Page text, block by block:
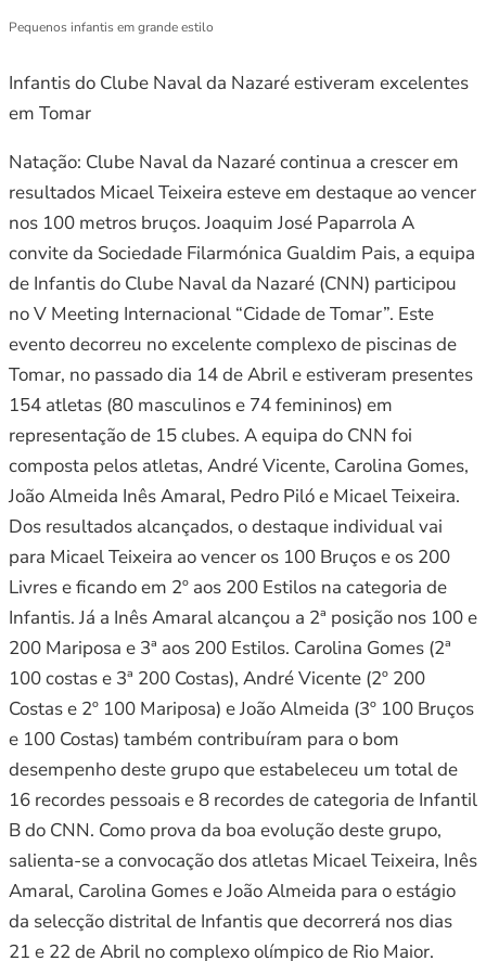
Pequenos infantis em grande estilo
Infantis do Clube Naval da Nazaré estiveram excelentes
em Tomar
Natação: Clube Naval da Nazaré continua a crescer em
resultados Micael Teixeira esteve em destaque ao vencer
nos 100 metros bruços. Joaquim José Paparrola A
convite da Sociedade Filarmónica Gualdim Pais, a equipa
de Infantis do Clube Naval da Nazaré (CNN) participou
no V Meeting Internacional “Cidade de Tomar”. Este
evento decorreu no excelente complexo de piscinas de
Tomar, no passado dia 14 de Abril e estiveram presentes
154 atletas (80 masculinos e 74 femininos) em
representação de 15 clubes. A equipa do CNN foi
composta pelos atletas, André Vicente, Carolina Gomes,
João Almeida Inês Amaral, Pedro Piló e Micael Teixeira.
Dos resultados alcançados, o destaque individual vai
para Micael Teixeira ao vencer os 100 Bruços e os 200
Livres e ficando em 2º aos 200 Estilos na categoria de
Infantis. Já a Inês Amaral alcançou a 2ª posição nos 100 e
200 Mariposa e 3ª aos 200 Estilos. Carolina Gomes (2ª
100 costas e 3ª 200 Costas), André Vicente (2º 200
Costas e 2º 100 Mariposa) e João Almeida (3º 100 Bruços
e 100 Costas) também contribuíram para o bom
desempenho deste grupo que estabeleceu um total de
16 recordes pessoais e 8 recordes de categoria de Infantil
B do CNN. Como prova da boa evolução deste grupo,
salienta-se a convocação dos atletas Micael Teixeira, Inês
Amaral, Carolina Gomes e João Almeida para o estágio
da selecção distrital de Infantis que decorrerá nos dias
21 e 22 de Abril no complexo olímpico de Rio Maior.